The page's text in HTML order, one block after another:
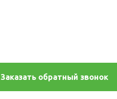
Заказать обратный звонок